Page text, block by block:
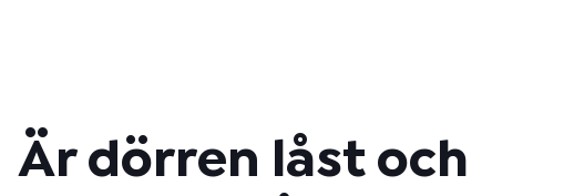
Är dörren låst och